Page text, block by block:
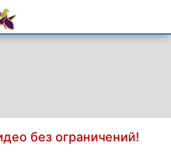
без ограничений!